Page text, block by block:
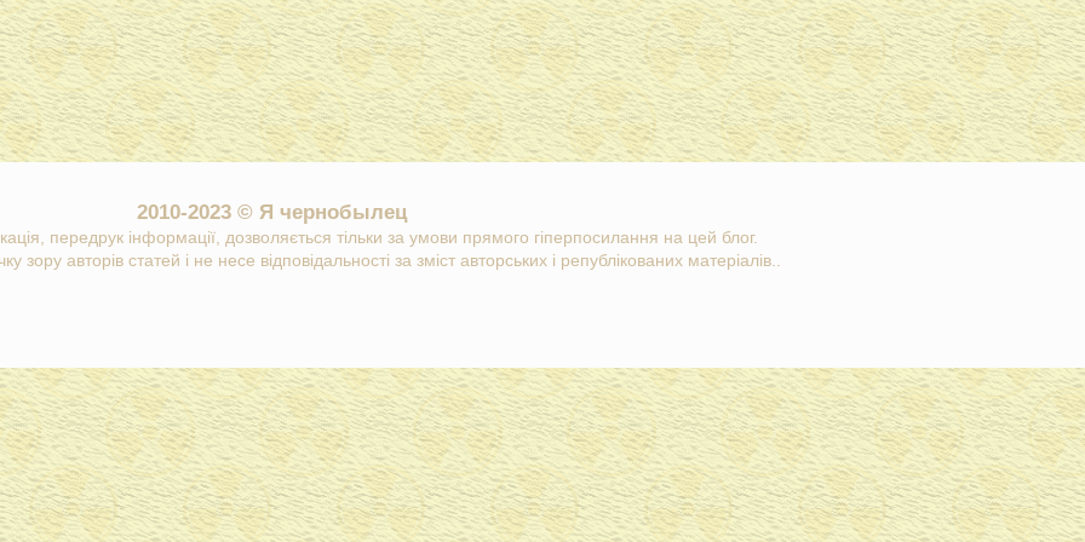
2010-2023 © Я чернобылец
передрук інформації, дозволяється тільки за умови прямого гіперпосилання на цей блог.
зору авторів статей і не несе відповідальності за зміст авторських і републікованих матеріалів..